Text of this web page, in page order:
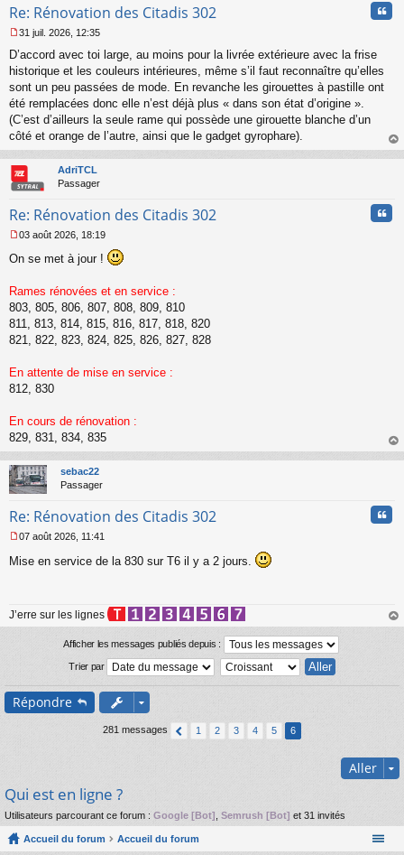
o
l
u
Re: Rénovation des Citadis 302
e
s
s
a
g
e
n
o
n
l
u
31 juil. 2026, 12:35
D’accord avec toi large, au moins pour la livrée extérieure avec la frise
historique et les couleurs intérieures, même s’il faut reconnaître qu’elles
sont un peu passées de mode. En revanche les girouettes à pastille ont
été remplacées donc elle n’est déjà plus « dans son état d’origine ».
(C’est d’ailleurs la seule rame qui possède une girouette blanche d’un
côté et orange de l’autre, ainsi que le gadget gyrophare).
au
AdriTCL
Passager
Re: Rénovation des Citadis 302
e
a
g
e
n
u
03 août 2026, 18:19
On se met à jour !
Rames rénovées et en service :
803, 805, 806, 807, 808, 809, 810
811, 813, 814, 815, 816, 817, 818, 820
821, 822, 823, 824, 825, 826, 827, 828
En attente de mise en service :
812, 830
En cours de rénovation :
829, 831, 834, 835
au
sebac22
Passager
Re: Rénovation des Citadis 302
e
g
e
07 août 2026, 11:41
Mise en service de la 830 sur T6 il y a 2 jours.
J’erre sur les lignes
au
Afficher les messages publiés depuis :
Trier par
Répondre
281 messages 1 2 3 4 5 6
Aller
Qui est en ligne ?
Utilisateurs parcourant ce forum : Google [Bot] Semrush [Bot] et 31 invités
Accueil du forum Accueil du forum